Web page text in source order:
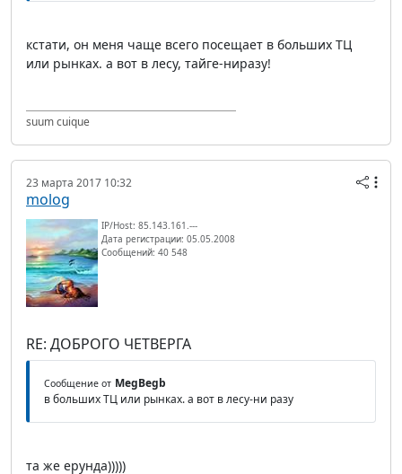
кстати, он меня чаще всего посещает в больших ТЦ
или рынках. а вот в лесу, тайге-ниразу!
suum cuique
23 марта 2017 10:32
molog
IP/Host: 85.143.161.---
Дата регистрации: 05.05.2008
Сообщений: 40 548
RE: ДОБРОГО ЧЕТВЕРГА
Сообщение от MegBegb
в больших ТЦ или рынках. а вот в лесу-ни разу
та же ерунда)))))